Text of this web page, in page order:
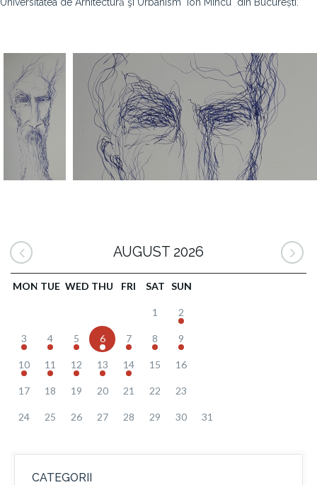
AUGUST 2026
MON TUE WED THU FRI SAT SUN
1 2
3 4 5 6 7 8 9
10 11 12 13 14 15 16
17 18 19 20 21 22 23
24 25 26 27 28 29 30 31
CATEGORII